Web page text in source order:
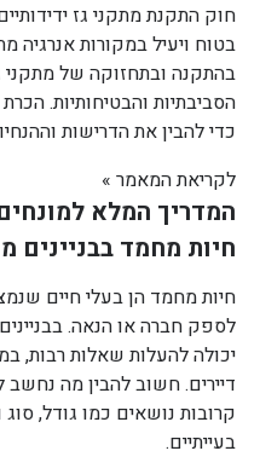
חוק התקנת מתקני גז
בטוח ויעיל במקורות
בהתקנה ובתחזוקה של
הסביבתיות והבטיחותיות.
כדי להבין את הדרישות
לקריאת המאמר »
המדריך המלא
חיות מחמד בבניינים
חיות מחמד הן בעלי חיים
לספק חברה או הנאה.
יכולה להעלות שאלות רבות,
דיירים. חשוב להבין מה
קרובות נושאים כמו גודל, סוג
בעייתיים.